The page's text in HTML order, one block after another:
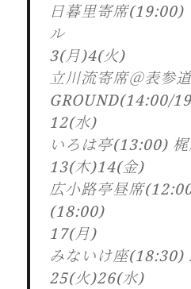
日暮里寄席(19:00)
ル
3(月)4(火)
立川流寄席＠表参
GROUND(14:00/
12(水)
いろは亭(13:00)
13(木)14(金)
広小路亭昼席
(18:00)
17(月)
みないけ座
25(火)26(水)